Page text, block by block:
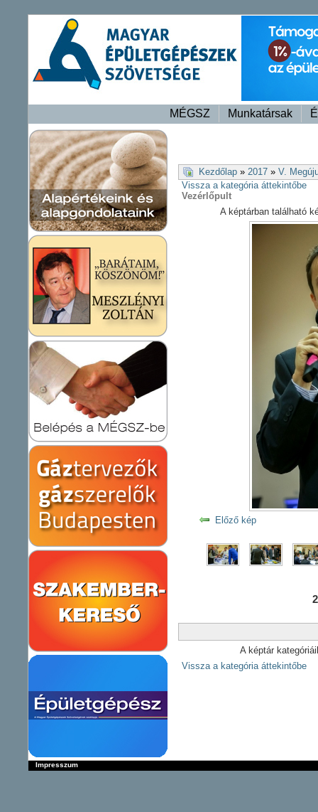
MÉGSZ Munkatársak
Kezdőlap » 2017 » V.
Vissza a kategória áttekintőbe
Vezérlőpult
A képtárban található
Előző kép
A képtár
Vissza a kategória áttekintőbe
Impresszum